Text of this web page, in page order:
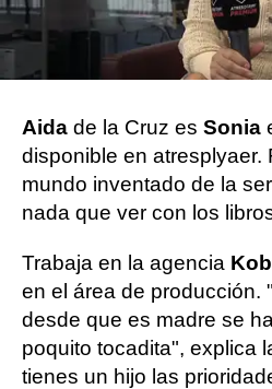
WhatsappFacebook
TwitterFlipboard
Aida de la Cruz es Sonia
disponible en atresplyaer.
mundo inventado de la
nada que ver con los
Trabaja en la agencia
en el área de producción.
desde que es madre se
poquito tocadita", explica
tienes un hijo las